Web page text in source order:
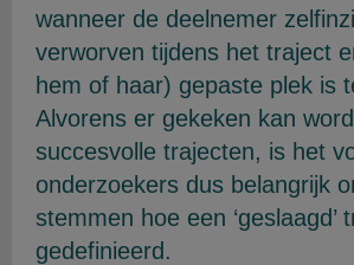
wanneer de deelnemer
verworven tijdens het traject
hem of haar) gepaste plek is
Alvorens er gekeken kan
succesvolle trajecten, is het
onderzoekers dus belangrijk
stemmen hoe een ‘geslaagd’
gedefinieerd.